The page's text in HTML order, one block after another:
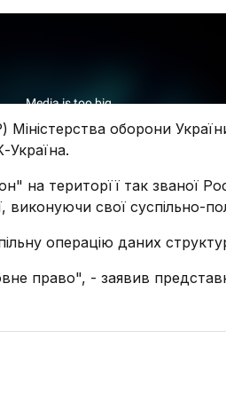
Міністерства оборони
на територїї так званої
свої суспільно-
операцію даних структур
право", - заявив